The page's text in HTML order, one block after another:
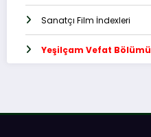
Sanatçı Film İndexleri
Yeşilçam Vefat Bölümü